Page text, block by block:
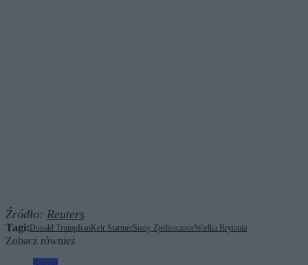
Źródło: Reuters
Tagi:Donald TrumpIranKeir StarmerStany ZjednoczoneWielka Brytania
Zobacz również